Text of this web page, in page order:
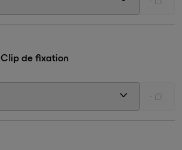
Clip de fixation